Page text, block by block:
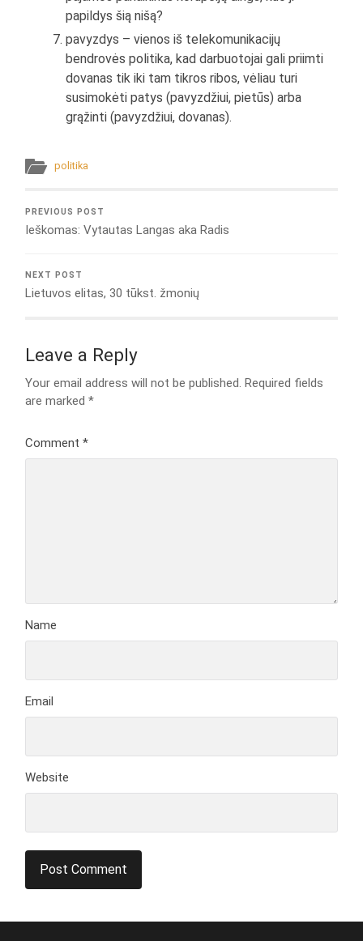
papildys šią nišą?
pavyzdys – vienos iš telekomunikacijų
bendrovės politika, kad darbuotojai gali priimti
dovanas tik iki tam tikros ribos, vėliau turi
susimokėti patys (pavyzdžiui, pietūs) arba
grąžinti (pavyzdžiui, dovanas).
politika
PREVIOUS POST
Ieškomas: Vytautas Langas aka Radis
NEXT POST
Lietuvos elitas, 30 tūkst. žmonių
Leave a Reply
Your email address will not be published. Required fields
are marked*
Comment*
Name
Email
Website